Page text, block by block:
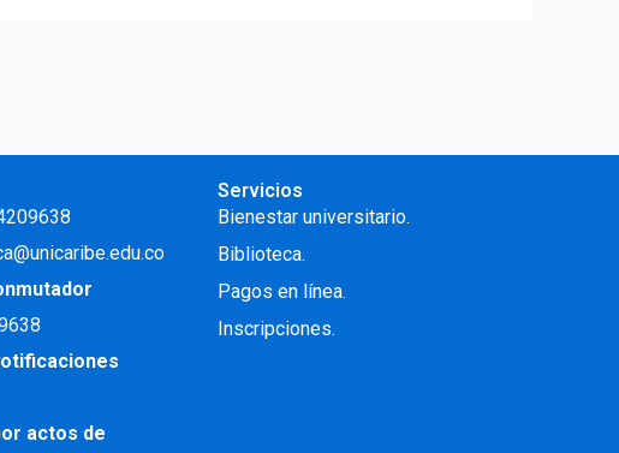
actos de
Servicios
Bienestar universitario.
Biblioteca.
Pagos en línea.
Inscripciones.